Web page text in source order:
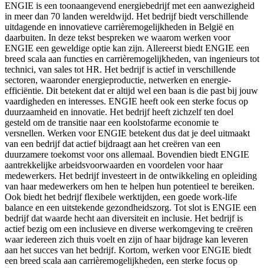
ENGIE is een toonaangevend energiebedrijf met een aanwezigheid
in meer dan 70 landen wereldwijd. Het bedrijf biedt verschillende
uitdagende en innovatieve carrièremogelijkheden in België en
daarbuiten. In deze tekst bespreken we waarom werken voor
ENGIE een geweldige optie kan zijn. Allereerst biedt ENGIE een
breed scala aan functies en carrièremogelijkheden, van ingenieurs tot
technici, van sales tot HR. Het bedrijf is actief in verschillende
sectoren, waaronder energieproductie, netwerken en energie-
efficiëntie. Dit betekent dat er altijd wel een baan is die past bij jouw
vaardigheden en interesses. ENGIE heeft ook een sterke focus op
duurzaamheid en innovatie. Het bedrijf heeft zichzelf ten doel
gesteld om de transitie naar een koolstofarme economie te
versnellen. Werken voor ENGIE betekent dus dat je deel uitmaakt
van een bedrijf dat actief bijdraagt aan het creëren van een
duurzamere toekomst voor ons allemaal. Bovendien biedt ENGIE
aantrekkelijke arbeidsvoorwaarden en voordelen voor haar
medewerkers. Het bedrijf investeert in de ontwikkeling en opleiding
van haar medewerkers om hen te helpen hun potentieel te bereiken.
Ook biedt het bedrijf flexibele werktijden, een goede work-life
balance en een uitstekende gezondheidszorg. Tot slot is ENGIE een
bedrijf dat waarde hecht aan diversiteit en inclusie. Het bedrijf is
actief bezig om een inclusieve en diverse werkomgeving te creëren
waar iedereen zich thuis voelt en zijn of haar bijdrage kan leveren
aan het succes van het bedrijf. Kortom, werken voor ENGIE biedt
een breed scala aan carrièremogelijkheden, een sterke focus op